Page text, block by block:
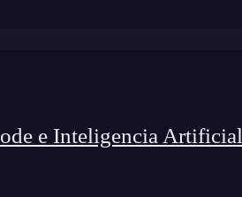
e Inteligencia Artificial